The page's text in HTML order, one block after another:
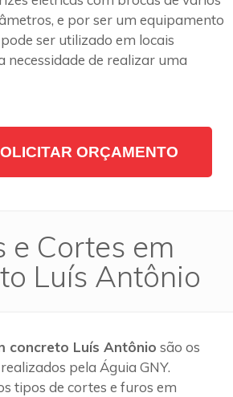
e por ser um equipamento
ser utilizado em locais
necessidade de realizar uma
ORÇAMENTO
e Cortes em
Luís Antônio
concreto Luís Antônio são os
pela Águia GNY.
tipos de cortes e furos em